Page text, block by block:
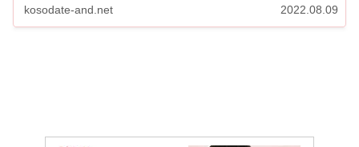
kosodate-and.net 2022.08.09